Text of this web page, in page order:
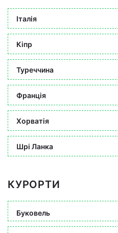
Італія
Кіпр
Туреччина
Франція
Хорватія
Шрі Ланка
КУРОРТИ
Буковель